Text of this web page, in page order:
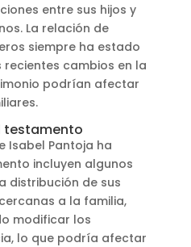
entre sus hijos y
La relación de
siempre ha estado
cambios en la
podrían afectar
testamento
Isabel Pantoja ha
incluyen algunos
distribución de sus
a la familia,
modificar los
lo que podría afectar